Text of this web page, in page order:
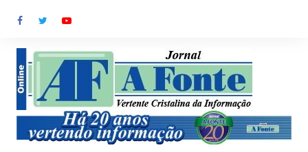
para
conteúdo